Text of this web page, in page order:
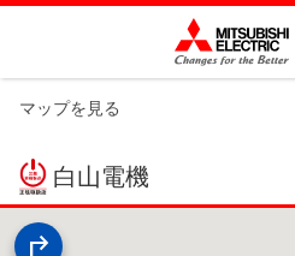
マップを見る
白山電機